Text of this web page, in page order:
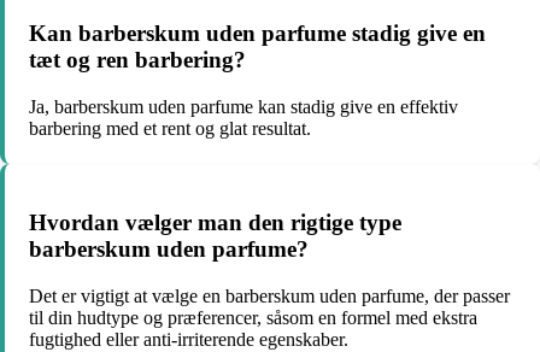
Kan barberskum uden parfume stadig give en
tæt og ren barbering?
Ja, barberskum uden parfume kan stadig give en effektiv
barbering med et rent og glat resultat.
Hvordan vælger man den rigtige type
barberskum uden parfume?
Det er vigtigt at vælge en barberskum uden parfume, der passer
til din hudtype og præferencer, såsom en formel med ekstra
fugtighed eller anti-irriterende egenskaber.